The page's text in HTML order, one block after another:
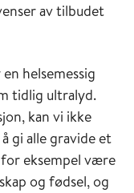
av tilbudet
helsemessig
tidlig ultralyd.
kan vi ikke
gi alle gravide et
eksempel være
og fødsel, og